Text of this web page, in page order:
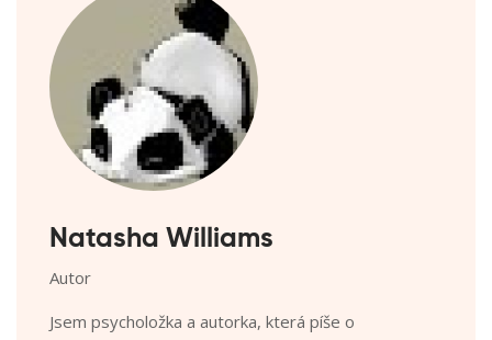
Natasha Williams
Autor
Jsem psycholožka a autorka, která píše o